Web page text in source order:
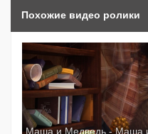
Похожие видео ролики